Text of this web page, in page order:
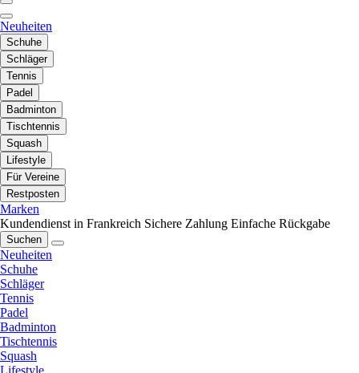
Neuheiten
Schuhe
Schläger
Tennis
Padel
Badminton
Tischtennis
Squash
Lifestyle
Für Vereine
Restposten
Marken
Kundendienst in Frankreich Sichere Zahlung Einfache Rückgabe
Suchen
Neuheiten
Schuhe
Schläger
Tennis
Padel
Badminton
Tischtennis
Squash